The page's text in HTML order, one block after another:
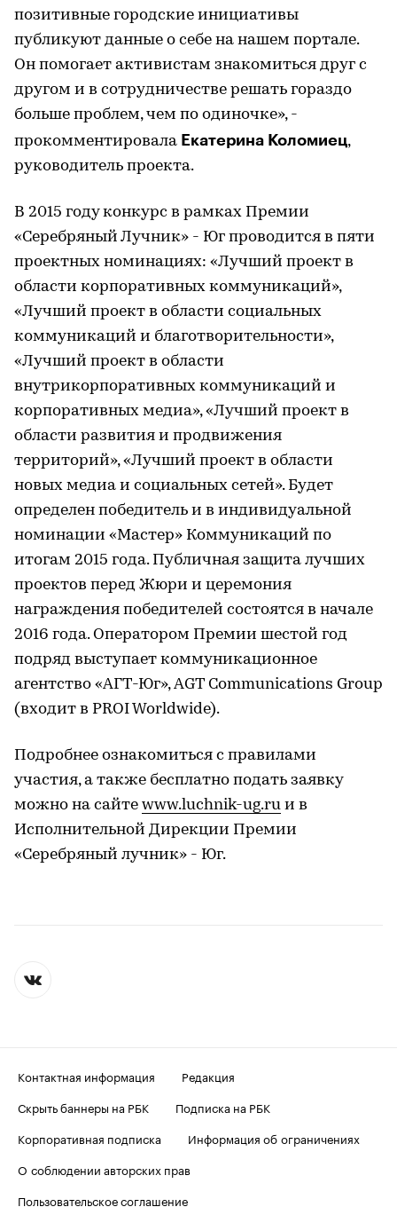
позитивные городские инициативы
публикуют данные о себе на нашем портале.
Он помогает активистам знакомиться друг с
другом и в сотрудничестве решать гораздо
больше проблем, чем по одиночке», -
прокомментировала Екатерина Коломиец,
руководитель проекта.
В 2015 году конкурс в рамках Премии
«Серебряный Лучник» - Юг проводится в пяти
проектных номинациях: «Лучший проект в
области корпоративных коммуникаций»,
«Лучший проект в области социальных
коммуникаций и благотворительности»,
«Лучший проект в области
внутрикорпоративных коммуникаций и
корпоративных медиа», «Лучший проект в
области развития и продвижения
территорий», «Лучший проект в области
новых медиа и социальных сетей». Будет
определен победитель и в индивидуальной
номинации «Мастер» Коммуникаций по
итогам 2015 года. Публичная защита лучших
проектов перед Жюри и церемония
награждения победителей состоятся в начале
2016 года. Оператором Премии шестой год
подряд выступает коммуникационное
агентство «АГТ-Юг», AGT Communications Group
(входит в PROI Worldwide).
Подробнее ознакомиться с правилами
участия, а также бесплатно подать заявку
можно на сайте www.luchnik-ug.ru и в
Исполнительной Дирекции Премии
«Серебряный лучник» - Юг.
Контактная информация
Редакция
Скрыть баннеры на РБК
Подписка на РБК
Корпоративная подписка
Информация об ограничениях
О соблюдении авторских прав
Пользовательское соглашение